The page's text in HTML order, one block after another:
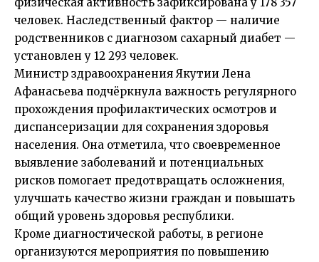
человек. Наследственный фактор — наличие
родственников с диагнозом сахарный диабет —
установлен у 12 293 человек.
Министр здравоохранения Якутии Лена
Афанасьева подчёркнула важность регулярного
прохождения профилактических осмотров и
диспансеризации для сохранения здоровья
населения. Она отметила, что своевременное
выявление заболеваний и потенциальных
рисков помогает предотвращать осложнения,
улучшать качество жизни граждан и повышать
общий уровень здоровья республики.
Кроме диагностической работы, в регионе
организуются мероприятия по повышению